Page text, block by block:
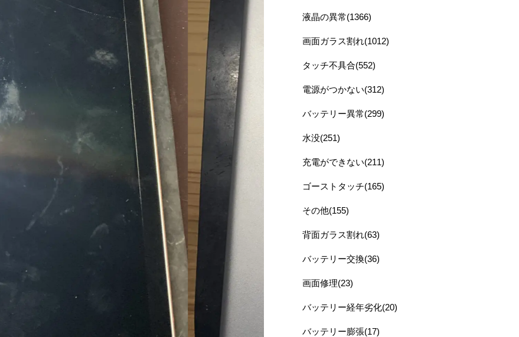
液晶の異常(1366)
画面ガラス割れ(1012)
タッチ不具合(552)
電源がつかない(312)
バッテリー異常(299)
水没(251)
充電ができない(211)
ゴーストタッチ(165)
その他(155)
背面ガラス割れ(63)
バッテリー交換(36)
画面修理(23)
バッテリー経年劣化(20)
バッテリー膨張(17)